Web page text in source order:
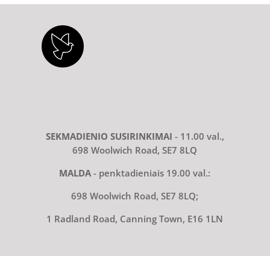
SEKMADIENIO SUSIRINKIMAI - 11.00 val.,
698 Woolwich Road, SE7 8LQ
MALDA- penktadieniais 19.00 val.:
698 Woolwich Road, SE7 8LQ;
1 Radland Road, Canning Town, E16 1LN